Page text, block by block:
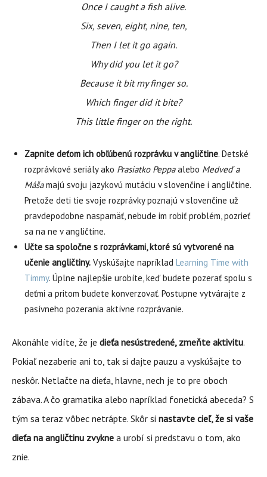
Once I caught a fish alive.
Six, seven, eight, nine, ten,
Then I let it go again.
Why did you let it go?
Because it bit my finger so.
Which finger did it bite?
This little finger on the right.
Zapnite deťom ich obľúbenú rozprávku v angličtine. Detské
rozprávkové seriály ako Prasiatko Peppaalebo Medveď a
Mášamajú svoju jazykovú mutáciu v slovenčine i angličtine.
Pretože deti tie svoje rozprávky poznajú v slovenčine už
pravdepodobne naspamäť, nebude im robiť problém, pozrieť
sa na ne v angličtine.
Učte sa spoločne s rozprávkami, ktoré sú vytvorené na
učenie angličtiny. Vyskúšajte napríklad Learning Time with
Timmy. Úplne najlepšie urobíte, keď budete pozerať spolu s
deťmi a pritom budete konverzovať. Postupne vytvárajte z
pasívneho pozerania aktívne rozprávanie.
Akonáhle vidíte, že je dieťa nesústredené, zmeňte aktivitu.
Pokiaľ nezaberie ani to, tak si dajte pauzu a vyskúšajte to
neskôr. Netlačte na dieťa, hlavne, nech je to pre oboch
zábava. A čo gramatika alebo napríklad fonetická abeceda? S
tým sa teraz vôbec netrápte. Skôr si nastavte cieľ, že si vaše
dieťa na angličtinu zvykne a urobí si predstavu o tom, ako
znie.